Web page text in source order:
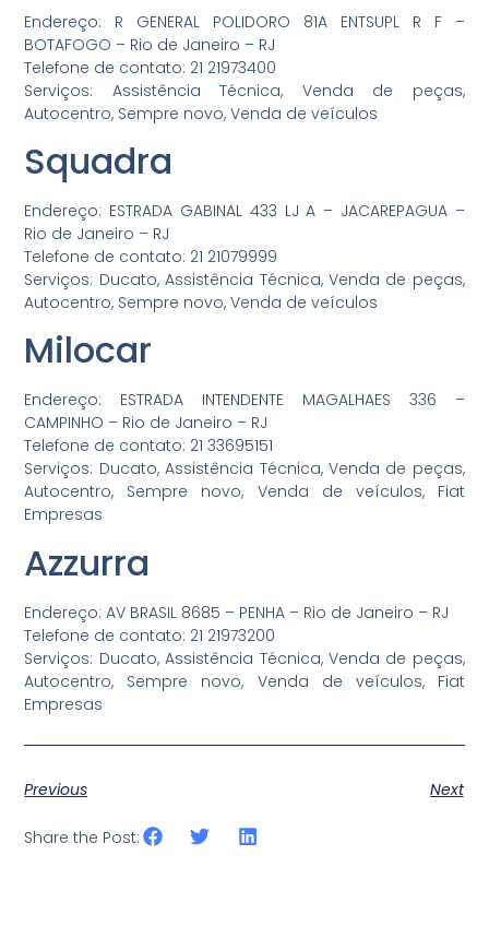
Endereço: R GENERAL POLIDORO 81A ENTSUPL R F –
BOTAFOGO – Rio de Janeiro – RJ
Telefone de contato: 21 21973400
Serviços: Assistência Técnica, Venda de peças,
Autocentro, Sempre novo, Venda de veículos
Squadra
Endereço: ESTRADA GABINAL 433 LJ A – JACAREPAGUA –
Rio de Janeiro – RJ
Telefone de contato: 21 21079999
Serviços: Ducato, Assistência Técnica, Venda de peças,
Autocentro, Sempre novo, Venda de veículos
Milocar
Endereço: ESTRADA INTENDENTE MAGALHAES 336 –
CAMPINHO – Rio de Janeiro – RJ
Telefone de contato: 21 33695151
Serviços: Ducato, Assistência Técnica, Venda de peças,
Autocentro, Sempre novo, Venda de veículos, Fiat
Empresas
Azzurra
Endereço: AV BRASIL 8685 – PENHA – Rio de Janeiro – RJ
Telefone de contato: 21 21973200
Serviços: Ducato, Assistência Técnica, Venda de peças,
Autocentro, Sempre novo, Venda de veículos, Fiat
Empresas
Previous Next
Share the Post: